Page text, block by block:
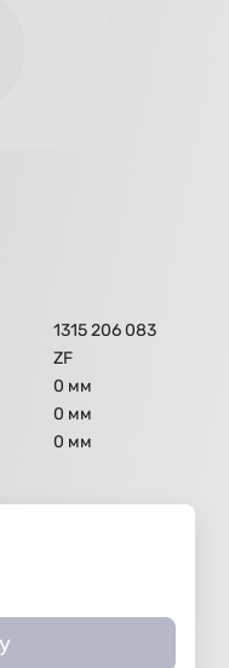
1315 206 083
ZF
0 мм
0 мм
0 мм